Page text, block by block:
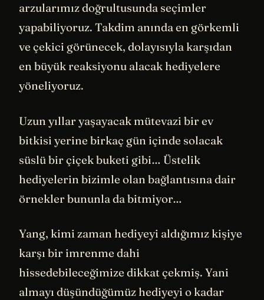
arzularımız doğrultusunda seçimler
yapabiliyoruz. Takdim anında en görkemli
ve çekici görünecek, dolayısıyla karşıdan
en büyük reaksiyonu alacak hediyelere
yöneliyoruz.
Uzun yıllar yaşayacak mütevazi bir ev
bitkisi yerine birkaç gün içinde solacak
süslü bir çiçek buketi gibi… Üstelik
hediyelerin bizimle olan bağlantısına dair
örnekler bununla da bitmiyor…
Yang, kimi zaman hediyeyi aldığımız kişiye
karşı bir imrenme dahi
hissedebileceğimize dikkat çekmiş. Yani
almayı düşündüğümüz hediyeyi o kadar